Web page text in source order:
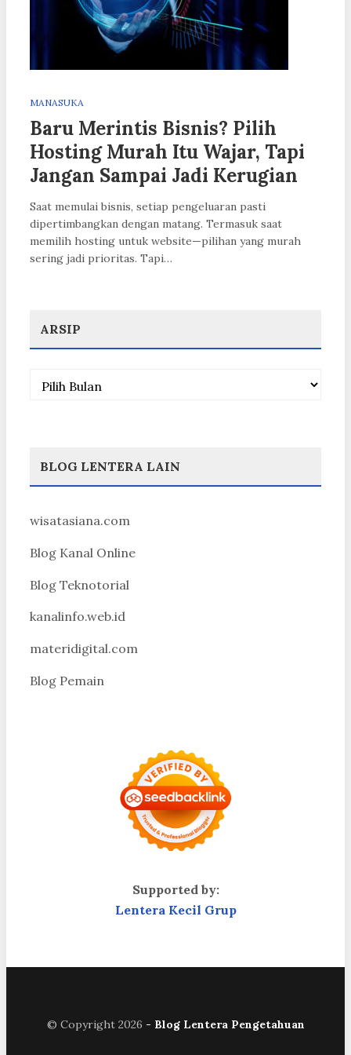
MANASUKA
Baru Merintis Bisnis? Pilih
Hosting Murah Itu Wajar, Tapi
Jangan Sampai Jadi Kerugian
Saat memulai bisnis, setiap pengeluaran pasti
dipertimbangkan dengan matang. Termasuk saat
memilih hosting untuk website—pilihan yang murah
sering jadi prioritas. Tapi…
ARSIP
Arsip
BLOG LENTERA LAIN
wisatasiana.com
Blog Kanal Online
Blog Teknotorial
kanalinfo.web.id
materidigital.com
Blog Pemain
Supported by:
Lentera Kecil Grup
© Copyright 2026 - Blog Lentera Pengetahuan